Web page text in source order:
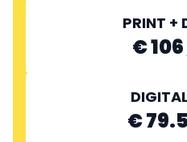
PRINT +
€ 106
€ 79.5